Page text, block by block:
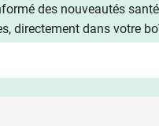
têtes (-6%)
têtes + support
des nouveautés
directement dans votre